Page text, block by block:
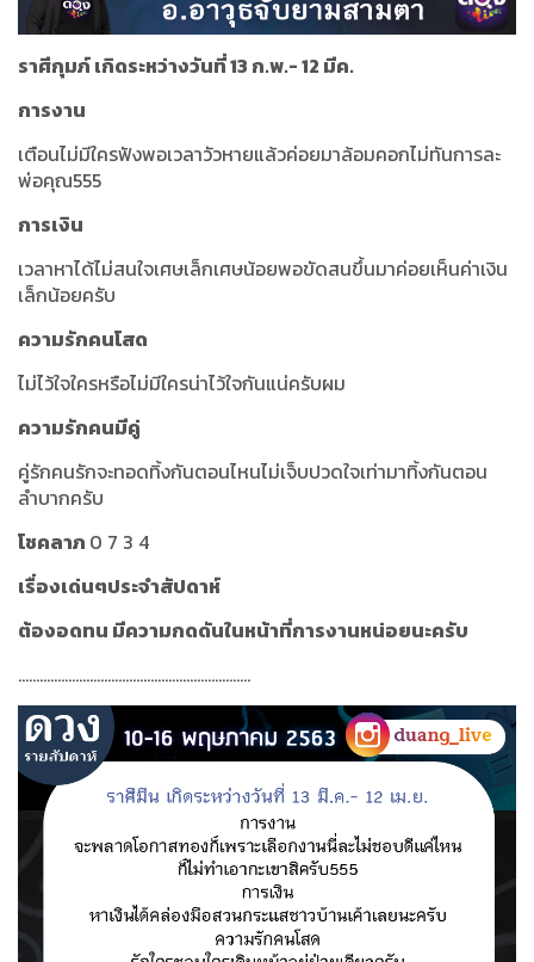
ราศีกุมภ์ เกิดระหว่างวันที่ 13 ก.พ.- 12 มีค.
การงาน
เตือนไม่มีใครฟังพอเวลาวัวหายแล้วค่อยมาล้อมคอกไม่ทันการละ
พ่อคุณ555
การเงิน
เวลาหาได้ไม่สนใจเศษเล็กเศษน้อยพอขัดสนขึ้นมาค่อยเห็นค่าเงิน
เล็กน้อยครับ
ความรักคนโสด
ไม่ไว้ใจใครหรือไม่มีใครน่าไว้ใจกันแน่ครับผม
ความรักคนมีคู่
คู่รักคนรักจะทอดทิ้งกันตอนไหนไม่เจ็บปวดใจเท่ามาทิ้งกันตอน
ลำบากครับ
โชคลาภ 0 7 3 4
เรื่องเด่นๆประจำสัปดาห์
ต้องอดทน มีความกดดันในหน้าที่การงานหน่อยนะครับ
.................................................................